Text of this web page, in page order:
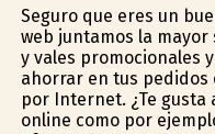
Seguro que eres un
web juntamos la
y vales promocionales
ahorrar en tus pedidos
por Internet. ¿Te gusta
online como por